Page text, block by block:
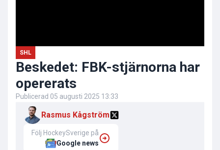
SHL
Beskedet: FBK-stjärnorna har
opererats
Publicerad 05 augusti 2025 13:33
Rasmus Kågström
Följ HockeySverige på
Google news